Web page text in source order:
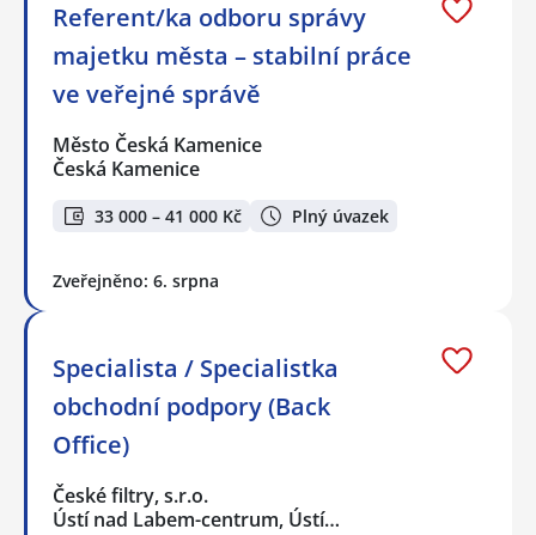
Referent/ka odboru správy
majetku města – stabilní práce
ve veřejné správě
Město Česká Kamenice
Česká Kamenice
33 000 – 41 000 Kč Plný úvazek
Zveřejněno: 6. srpna
Specialista / Specialistka
obchodní podpory (Back
Office)
České filtry, s.r.o.
Ústí nad Labem-centrum, Ústí…